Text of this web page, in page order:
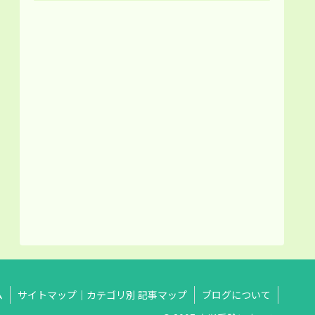
サイトマップ｜カテゴリ別 記事マップ
ブログについて